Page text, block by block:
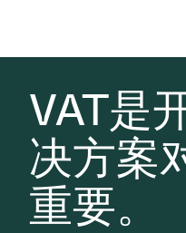
VAT是
决方案
重要。